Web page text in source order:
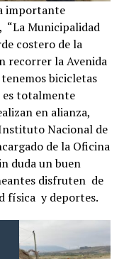
importante
“La Municipalidad
costero de la
recorrer la Avenida
bicicletas
es totalmente
en alianza,
Nacional de
de la Oficina
duda un buen
disfruten de
física y deportes.